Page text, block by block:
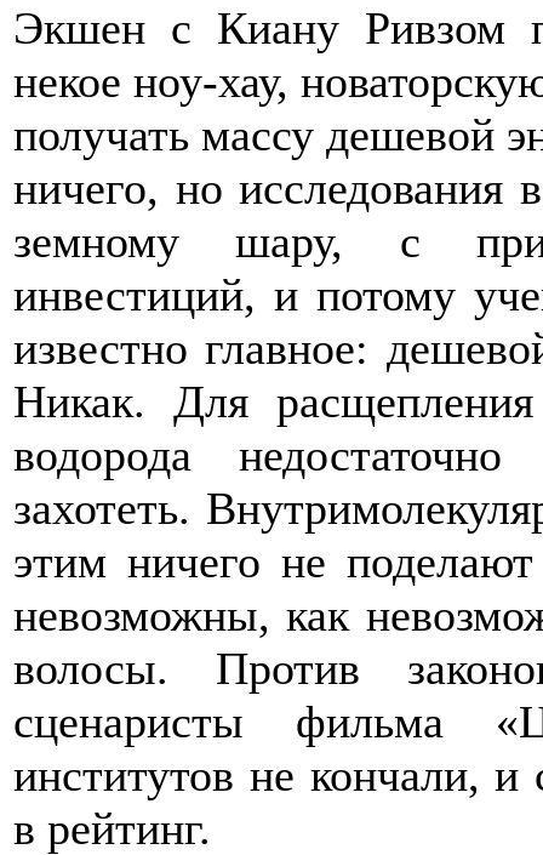
Экшен с Киану Ривзом
некое ноу-хау,
получать массу дешевой
ничего, но исследования
земному шару, с
инвестиций, и потому
известно главное:
Никак. Для
водорода
захотеть.
этим ничего не
невозможны, как
волосы. Против
сценаристы фильма
институтов не кончали,
в рейтинг.